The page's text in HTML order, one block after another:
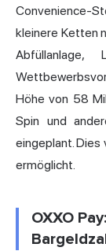
Convenience-
kleinere Ketten
Höhe von 58
Spin und
eingeplant. Dies
ermöglicht.
OXXO